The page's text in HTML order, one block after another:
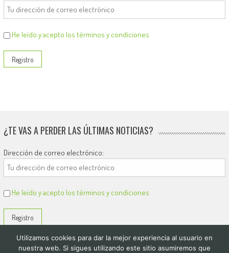
He leído y acepto los términos y condiciones
¿TE VAS A PERDER LAS ÚLTIMAS NOTICIAS?
Dirección de correo electrónico:
He leído y acepto los términos y condiciones
Utilizamos cookies para dar la mejor experiencia al usuario en
nuestra web. Si sigues utilizando este sitio asumiremos que